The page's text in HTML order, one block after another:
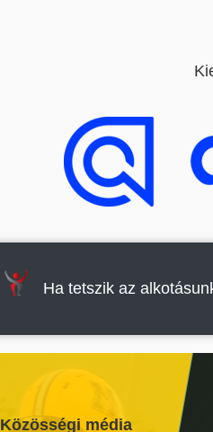
Ha tetszik az
Közösségi média